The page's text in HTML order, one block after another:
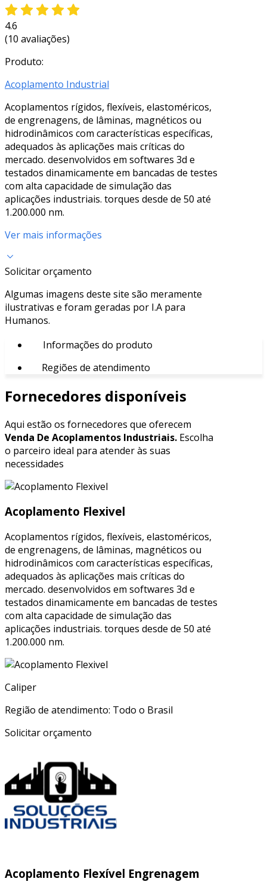
4.6
(10 avaliações)
Produto:
Acoplamento Industrial
Acoplamentos rígidos, flexíveis, elastoméricos,
de engrenagens, de lâminas, magnéticos ou
hidrodinâmicos com características específicas,
adequados às aplicações mais críticas do
mercado. desenvolvidos em softwares 3d e
testados dinamicamente em bancadas de testes
com alta capacidade de simulação das
aplicações industriais. torques desde de 50 até
1.200.000 nm.
Ver mais informações
Solicitar orçamento
Algumas imagens deste site são meramente
ilustrativas e foram geradas por I.A para
Humanos.
Informações do produto
Regiões de atendimento
Fornecedores disponíveis
Aqui estão os fornecedores que oferecem
Venda De Acoplamentos Industriais. Escolha
o parceiro ideal para atender às suas
necessidades
Acoplamento Flexivel
Acoplamentos rígidos, flexíveis, elastoméricos,
de engrenagens, de lâminas, magnéticos ou
hidrodinâmicos com características específicas,
adequados às aplicações mais críticas do
mercado. desenvolvidos em softwares 3d e
testados dinamicamente em bancadas de testes
com alta capacidade de simulação das
aplicações industriais. torques desde de 50 até
1.200.000 nm.
Caliper
Região de atendimento: Todo o Brasil
Solicitar orçamento
Acoplamento Flexível Engrenagem